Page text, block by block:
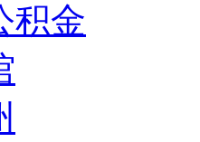
积金